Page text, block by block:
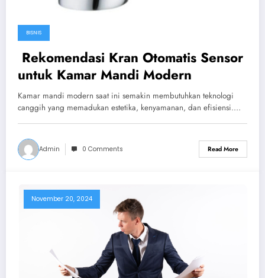
BISNIS
Rekomendasi Kran Otomatis Sensor
untuk Kamar Mandi Modern
Kamar mandi modern saat ini semakin membutuhkan teknologi
canggih yang memadukan estetika, kenyamanan, dan efisiensi.…
Admin 0 Comments Read More
November 20, 2024